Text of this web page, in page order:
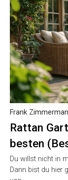
Rattan
besten
Frank
Du willst nicht in
Dann bist du hier